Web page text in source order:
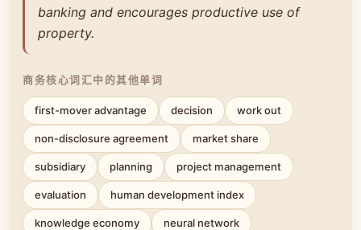
banking and encourages productive use of
property.
商务核心词汇中的其他单词
first-mover advantage decision work out
non-disclosure agreement market share
subsidiary planning project management
evaluation human development index
knowledge economy neural network